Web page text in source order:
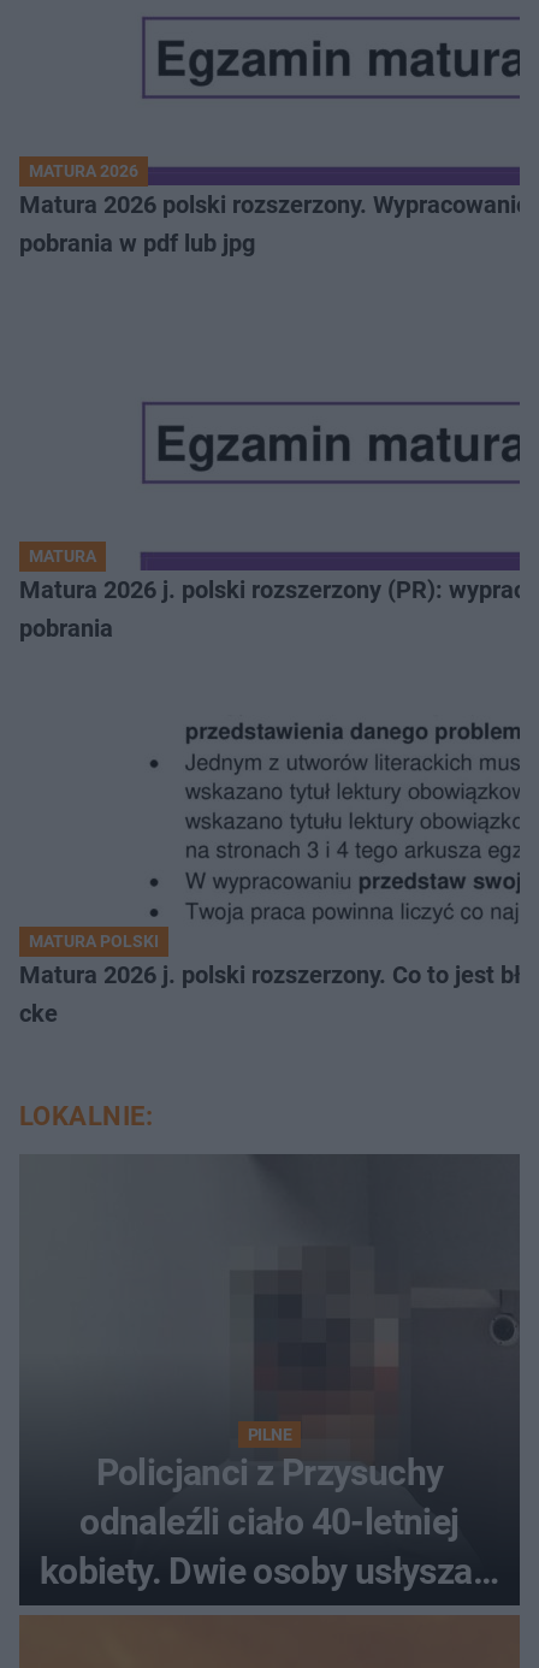
MATURA 2026
Matura 2026 polski rozszerzony.
pobrania w pdf lub jpg
MATURA
Matura 2026 j. polski rozszerzony (PR):
pobrania
MATURA POLSKI
Matura 2026 j. polski rozszerzony. Co to jest
cke
LOKALNIE:
PILNE
Policjanci z Przysuchy
odnaleźli ciało 40-letniej
kobiety. Dwie osoby usłyszały
zarzut zabójstwa